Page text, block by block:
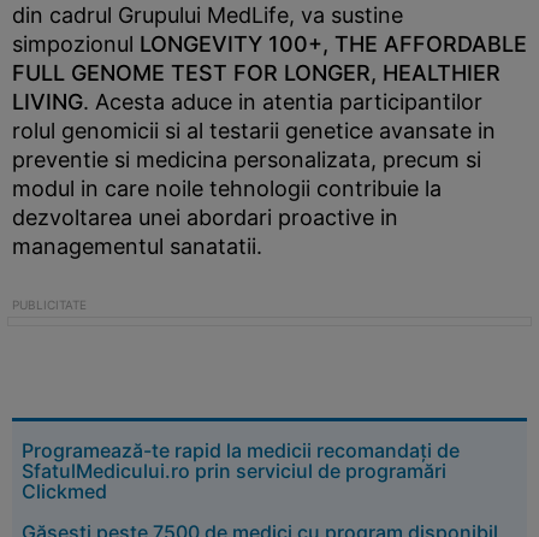
din cadrul Grupului MedLife, va sustine
simpozionul LONGEVITY 100+, THE AFFORDABLE
FULL GENOME TEST FOR LONGER, HEALTHIER
LIVING. Acesta aduce in atentia participantilor
rolul genomicii si al testarii genetice avansate in
preventie si medicina personalizata, precum si
modul in care noile tehnologii contribuie la
dezvoltarea unei abordari proactive in
managementul sanatatii.
Programează-te rapid la medicii recomandați de
SfatulMedicului.ro prin serviciul de programări
Clickmed
Găsești peste 7500 de medici cu program disponibil